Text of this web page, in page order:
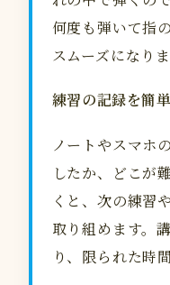
何度も弾いて指
スムーズになりま
練習の記録を簡
ノートやスマホ
したか、どこが
くと、次の練習
取り組めます。
り、限られた時